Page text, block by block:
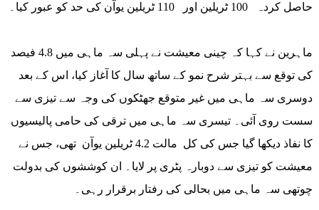
حاصل کردہ 100 ٹریلین اور 110 ٹریلین یوآن کی حد کو عبور کیا۔
کی توقع سے بہتر شرح نمو کے ساتھ سال کا آغاز کیا، اس کے بعد
دوسری سہ ماہی میں غیر متوقع جھٹکوں کی وجہ سے تیزی سے
سست روی آئی۔ تیسری سہ ماہی میں ترقی کی حامی پالیسیوں
کا نفاذ دیکھا گیا جس کی کل مالت 4.2 ٹریلین یوآن تھی، جس نے
معیشت کو تیزی سے دوبارہ پٹری پر لایا۔ ان کوششوں کی بدولت
چوتھی سہ ماہی میں بحالی کی رفتار برقرار رہی۔